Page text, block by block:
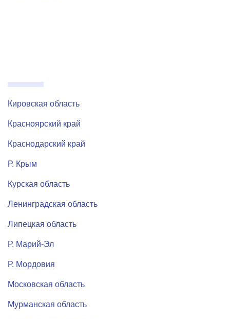
Кировская область
Красноярский край
Краснодарский край
Р. Крым
Курская область
Ленинградская область
Липецкая область
Р. Марий-Эл
Р. Мордовия
Московская область
Мурманская область